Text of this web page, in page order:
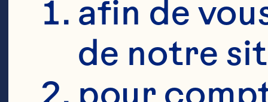
afin de
de notre
pour